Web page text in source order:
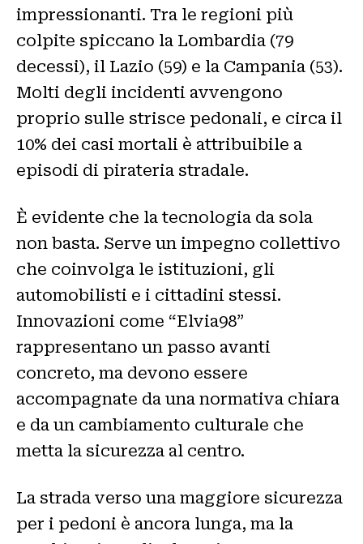
impressionanti. Tra le regioni più
colpite spiccano la Lombardia (79
decessi), il Lazio (59) e la Campania (53).
Molti degli incidenti avvengono
proprio sulle strisce pedonali, e circa il
10% dei casi mortali è attribuibile a
episodi di pirateria stradale.
È evidente che la tecnologia da sola
non basta. Serve un impegno collettivo
che coinvolga le istituzioni, gli
automobilisti e i cittadini stessi.
Innovazioni come “Elvia98”
rappresentano un passo avanti
concreto, ma devono essere
accompagnate da una normativa chiara
e da un cambiamento culturale che
metta la sicurezza al centro.
La strada verso una maggiore sicurezza
per i pedoni è ancora lunga, ma la